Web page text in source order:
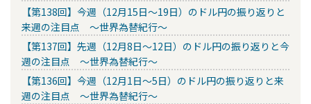
【第138回】今週（12月15日～19日）のドル円の振り返りと
来週の注目点 ～世界為替紀行～
【第137回】先週（12月8日～12日）のドル円の振り返りと今
週の注目点 ～世界為替紀行～
【第136回】今週（12月1日～5日）のドル円の振り返りと来
週の注目点 ～世界為替紀行～